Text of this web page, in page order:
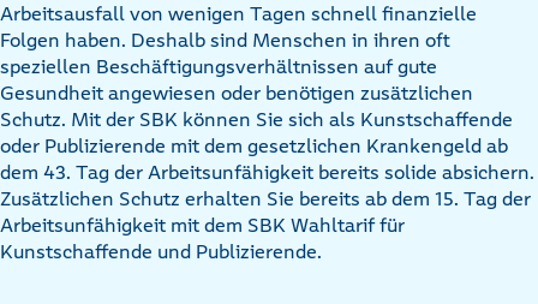
Arbeitsausfall von wenigen Tagen schnell finanzielle
Folgen haben. Deshalb sind Menschen in ihren oft
speziellen Beschäftigungsverhältnissen auf gute
Gesundheit angewiesen oder benötigen zusätzlichen
Schutz. Mit der SBK können Sie sich als Kunstschaffende
oder Publizierende mit dem gesetzlichen Krankengeld ab
dem 43. Tag der Arbeitsunfähigkeit bereits solide absichern.
Zusätzlichen Schutz erhalten Sie bereits ab dem 15. Tag der
Arbeitsunfähigkeit mit dem SBK Wahltarif für
Kunstschaffende und Publizierende.